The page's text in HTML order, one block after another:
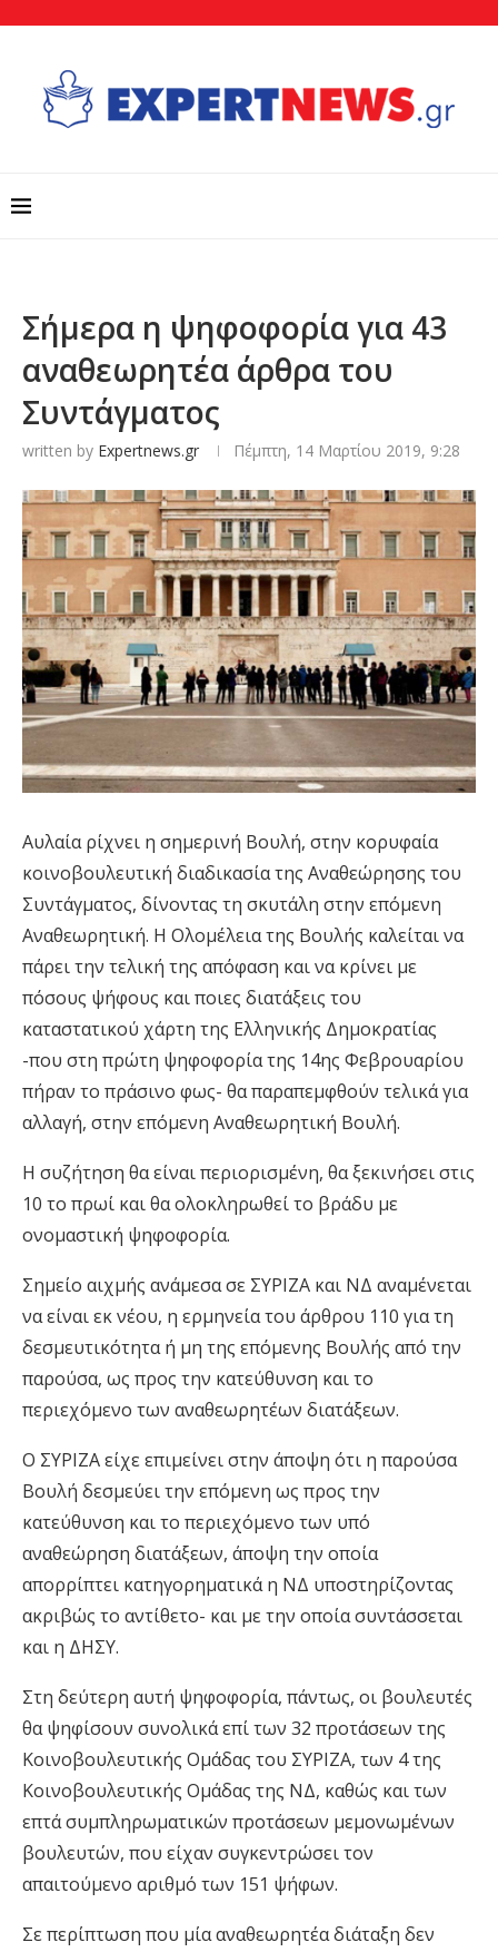
Σήμερα η ψηφοφορία για 43
αναθεωρητέα άρθρα του
Συντάγματος
written by Expertnews.gr Πέμπτη, 14 Μαρτίου 2019, 9:28
Αυλαία ρίχνει η σημερινή Βουλή, στην κορυφαία
κοινοβουλευτική διαδικασία της Αναθεώρησης του
Συντάγματος, δίνοντας τη σκυτάλη στην επόμενη
Αναθεωρητική. Η Ολομέλεια της Βουλής καλείται να
πάρει την τελική της απόφαση και να κρίνει με
πόσους ψήφους και ποιες διατάξεις του
καταστατικού χάρτη της Ελληνικής Δημοκρατίας
-που στη πρώτη ψηφοφορία της 14ης Φεβρουαρίου
πήραν το πράσινο φως- θα παραπεμφθούν τελικά για
αλλαγή, στην επόμενη Αναθεωρητική Βουλή.
Η συζήτηση θα είναι περιορισμένη, θα ξεκινήσει στις
10 το πρωί και θα ολοκληρωθεί το βράδυ με
ονομαστική ψηφοφορία.
Σημείο αιχμής ανάμεσα σε ΣΥΡΙΖΑ και ΝΔ αναμένεται
να είναι εκ νέου, η ερμηνεία του άρθρου 110 για τη
δεσμευτικότητα ή μη της επόμενης Βουλής από την
παρούσα, ως προς την κατεύθυνση και το
περιεχόμενο των αναθεωρητέων διατάξεων.
Ο ΣΥΡΙΖΑ είχε επιμείνει στην άποψη ότι η παρούσα
Βουλή δεσμεύει την επόμενη ως προς την
κατεύθυνση και το περιεχόμενο των υπό
αναθεώρηση διατάξεων, άποψη την οποία
απορρίπτει κατηγορηματικά η ΝΔ υποστηρίζοντας
ακριβώς το αντίθετο- και με την οποία συντάσσεται
και η ΔΗΣΥ.
Στη δεύτερη αυτή ψηφοφορία, πάντως, οι βουλευτές
θα ψηφίσουν συνολικά επί των 32 προτάσεων της
Κοινοβουλευτικής Ομάδας του ΣΥΡΙΖΑ, των 4 της
Κοινοβουλευτικής Ομάδας της ΝΔ, καθώς και των
επτά συμπληρωματικών προτάσεων μεμονωμένων
βουλευτών, που είχαν συγκεντρώσει τον
απαιτούμενο αριθμό των 151 ψήφων.
Σε περίπτωση που μία αναθεωρητέα διάταξη δεν